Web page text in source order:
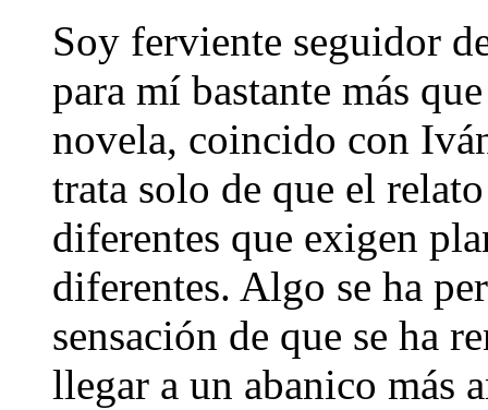
Soy ferviente seguidor
para mí bastante más
novela, coincido con
trata solo de que el
diferentes que exigen
diferentes. Algo se ha
sensación de que se ha
llegar a un abanico más